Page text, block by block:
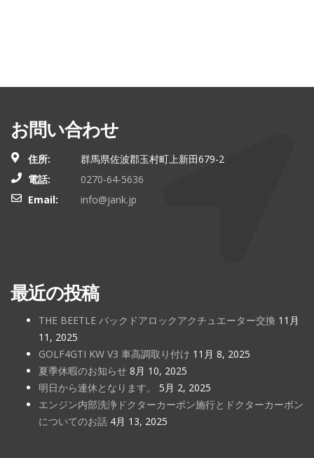
お問い合わせ
住所:
群馬県佐波郡玉村町上新田679-2
電話:
0270-64-5636
Email:
info@jank.jp
最近の投稿
THE BEETLE バックドアロックアクチュエーター交換 11月
11, 2025
GOLF4GTI KW V3 車高調取り付け 11月 8, 2025
夏季休暇のお知らせ 8月 10, 2025
明日から連休となります。
5月 2, 2025
エンジン内部洗浄ドクターカーボン施行とドクターカーボン
についてのお話 4月 13, 2025